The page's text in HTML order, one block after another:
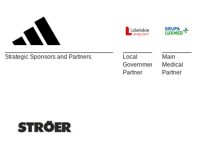
Strategic Sponsors and Partners
Local
Government
Partner
Main
Medical
Partner